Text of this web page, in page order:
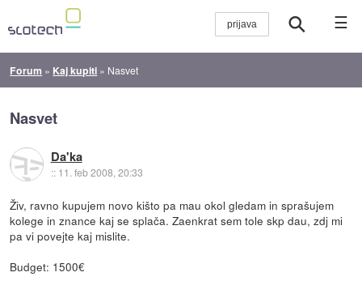
☰
Forum » Kaj kupiti » Nasvet
Nasvet
Da'ka
:: 11. feb 2008, 20:33
Živ, ravno kupujem novo kišto pa mau okol gledam in sprašujem
kolege in znance kaj se splača. Zaenkrat sem tole skp dau, zdj mi
pa vi povejte kaj mislite.
Budget: 1500€